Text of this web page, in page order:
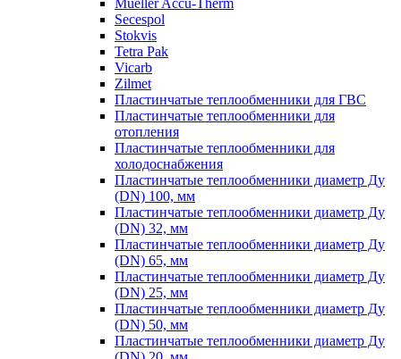
Mueller Accu-Therm
Secespol
Stokvis
Tetra Pak
Vicarb
Zilmet
Пластинчатые теплообменники для ГВС
Пластинчатые теплообменники для
отопления
Пластинчатые теплообменники для
холодоснабжения
Пластинчатые теплообменники диаметр Ду
(DN) 100, мм
Пластинчатые теплообменники диаметр Ду
(DN) 32, мм
Пластинчатые теплообменники диаметр Ду
(DN) 65, мм
Пластинчатые теплообменники диаметр Ду
(DN) 25, мм
Пластинчатые теплообменники диаметр Ду
(DN) 50, мм
Пластинчатые теплообменники диаметр Ду